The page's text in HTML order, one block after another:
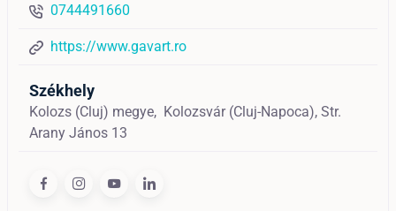
0744491660
https://www.gavart.ro
Székhely
Kolozs (Cluj) megye, Kolozsvár (Cluj-Napoca), Str.
Arany János 13